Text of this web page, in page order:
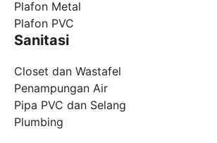
Plafon Metal
Plafon PVC
Sanitasi
Closet dan Wastafel
Penampungan Air
Pipa PVC dan Selang
Plumbing